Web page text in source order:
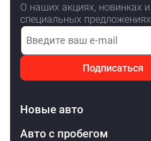
О наших акциях, новинках и
специальных предложениях
Электронная почта
Подписаться
Новые авто
Авто с пробегом